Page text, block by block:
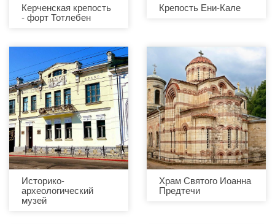
Керченская крепость
- форт Тотлебен
Крепость Ени-Кале
Историко-
археологический
музей
Храм Святого Иоанна
Предтечи